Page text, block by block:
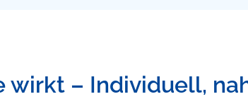
wirkt – Individuell,